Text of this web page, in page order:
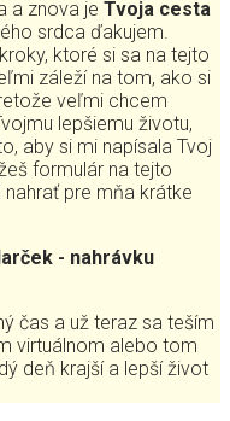
a znova je Tvoja cesta
srdca ďakujem.
ktoré si sa na tejto
záleží na tom, ako si
veľmi chcem
lepšiemu životu,
aby si mi napísala Tvoj
formulár na tejto
nahrať pre mňa krátke
- nahrávku
čas a už teraz sa teším
virtuálnom alebo tom
deň krajší a lepší život